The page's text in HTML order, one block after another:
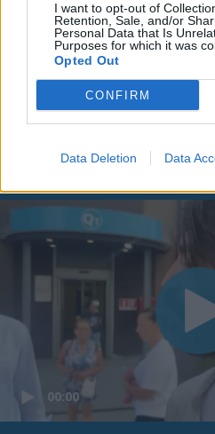
I want to opt-out of
Retention, Sale, and/or
Personal Data that Is
Purposes for which it was
Opted Out
CONFIRM
Data Deletion Data
00:00